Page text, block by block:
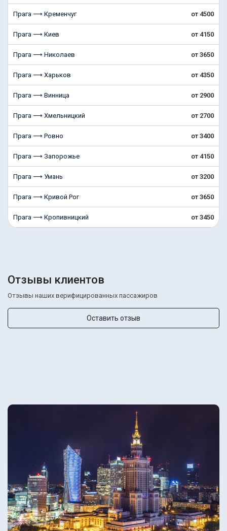
Прага ⟶ Кременчуг от 4500
Прага ⟶ Киев от 4150
Прага ⟶ Николаев от 3650
Прага ⟶ Харьков от 4350
Прага ⟶ Винница от 2900
Прага ⟶ Хмельницкий от 2700
Прага ⟶ Ровно от 3400
Прага ⟶ Запорожье от 4150
Прага ⟶ Умань от 3200
Прага ⟶ Кривой Рог от 3650
Прага ⟶ Кропивницкий от 3450
Отзывы клиентов
Отзывы наших верифицированных пассажиров
Оставить отзыв